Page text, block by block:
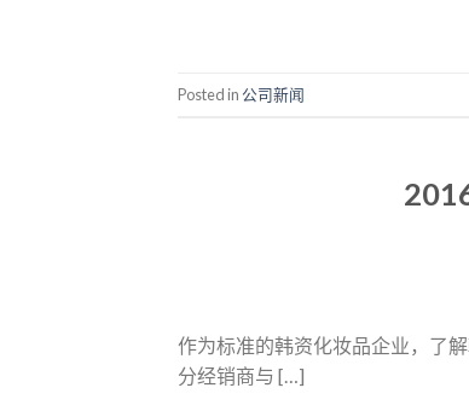
Posted in 公司新闻
作为标准的韩资化妆品企业，了
分经销商与 […]